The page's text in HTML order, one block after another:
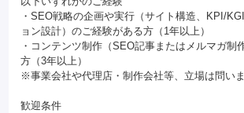
・SEO戦略の企画や実行（サイト構造、KPI/
ョン設計）のご経験がある方（1年以上）
・コンテンツ制作（SEO記事またはメルマガ制
方（3年以上）
※事業会社や代理店・制作会社等、立場は問いま
歓迎条件